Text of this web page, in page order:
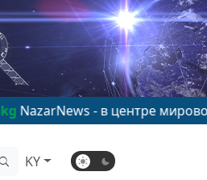
- в центре мирового
KY